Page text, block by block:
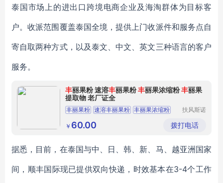
泰国市场上的进出口跨境电商企业及海淘群体为目标客
户。收派范围覆盖泰国全境，提供上门收派件和服务点自
寄自取两种方式，以及泰文、中文、英文三种语言的客户
服务。
丰丽果粉 速溶丰丽果粉丰丽果浓缩粉丰丽果
提取物 老厂证全
丰丽果粉 速溶丰丽果粉 丰丽果浓缩粉
丰丽果提取物
扶风斯诺
技有限公
司
￥ 60.00 拨打电话
据悉，目前，在泰国与中、日、韩、新、马、越亚洲国家
间，顺丰国际现已提供双向快递，时效基本在3-4个工作